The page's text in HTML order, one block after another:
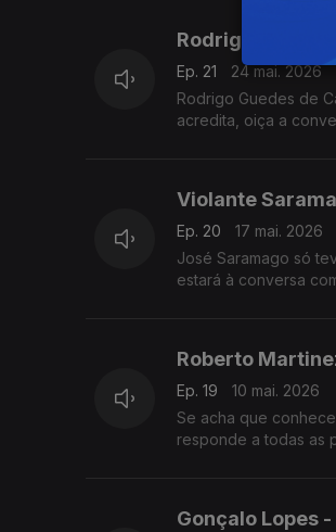
Rodrigo Guedes
Ep. 21
24 mai. 2026
Rodrigo Guedes de
acredita, oiça a
Violante
Ep. 20
17 mai. 2026
José Saramago só
Roberto
Ep. 19
10 mai. 2026
Se acha que
responde a todas as
Gonçalo Lopes